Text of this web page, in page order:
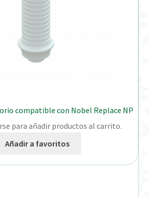
compatible con Nobel Replace NP
para añadir productos al carrito.
Añadir a favoritos